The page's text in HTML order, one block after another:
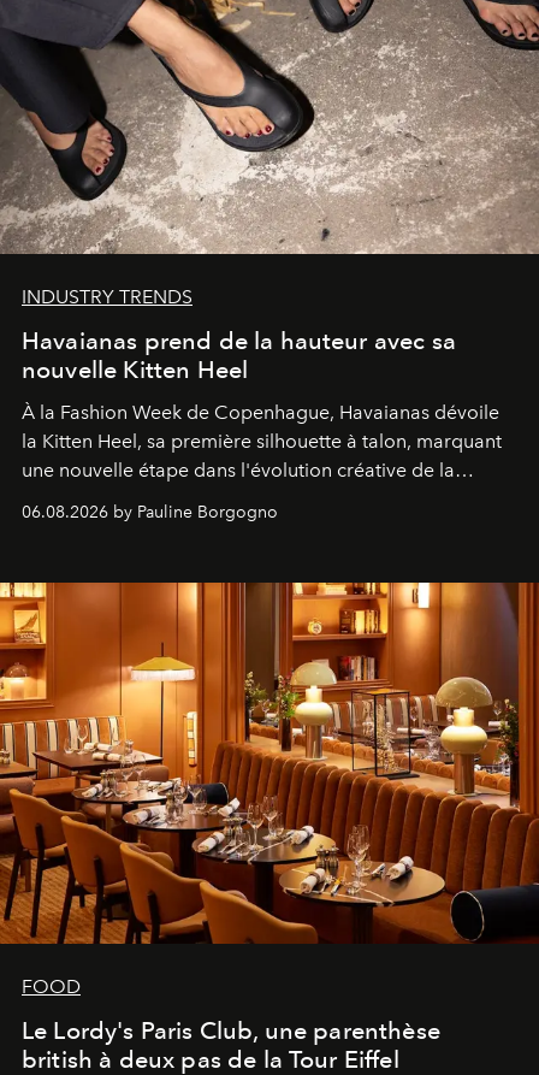
INDUSTRY TRENDS
Havaianas prend de la hauteur avec sa
nouvelle Kitten Heel
À la Fashion Week de Copenhague, Havaianas dévoile
la Kitten Heel, sa première silhouette à talon, marquant
une nouvelle étape dans l'évolution créative de la
06.08.2026 by Pauline Borgogno
FOOD
Le Lordy's Paris Club, une parenthèse
british à deux pas de la Tour Eiffel